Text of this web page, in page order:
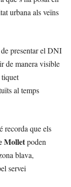
urbana als veïns
presentar el DNI
de manera visible
al temps
recorda que els
Molletpoden
blava,
servei